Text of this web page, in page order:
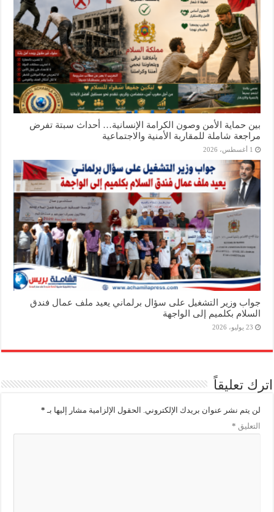
بين حماية الأمن وصون الكرامة الإنسانية… أحداث سبتة تفرض
مراجعة شاملة للمقاربة الأمنية والاجتماعية
1 أغسطس، 2026
جواب وزير التشغيل على سؤال برلماني يعيد ملف عمال فندق
السلام بكلميم إلى الواجهة
23 يوليو، 2026
اترك تعليقاً
لن يتم نشر عنوان بريدك الإلكتروني. الحقول الإلزامية مشار إليها بـ *
التعليق *